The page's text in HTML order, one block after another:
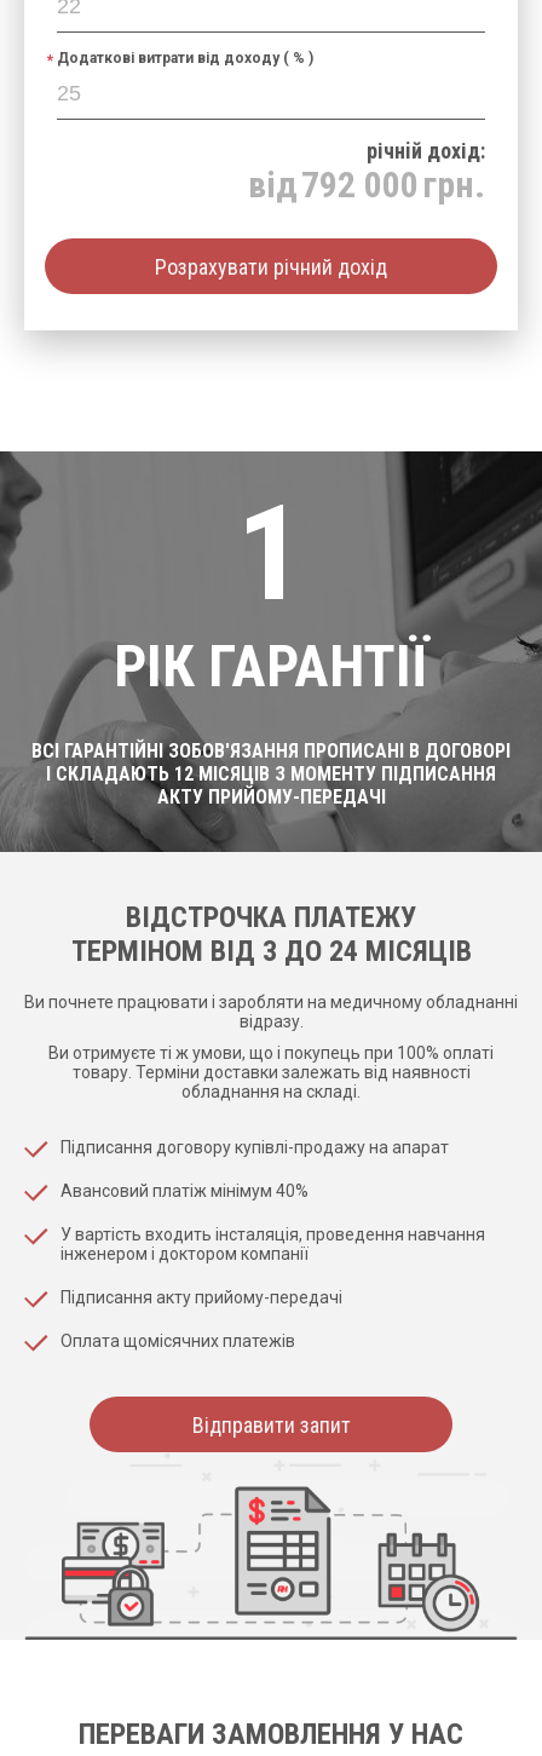
Додаткові витрати від доходу ( % )
річнiй дохід:
від792 000 грн.
Розрахувати річний дохід
1
РІК ГАРАНТІЇ
ВСІ ГАРАНТІЙНІ ЗОБОВ'ЯЗАННЯ ПРОПИСАНІ В ДОГОВОРІ
І СКЛАДАЮТЬ 12 МІСЯЦІВ З МОМЕНТУ ПІДПИСАННЯ
АКТУ ПРИЙОМУ-ПЕРЕДАЧІ
ВІДСТРОЧКА ПЛАТЕЖУ
ТЕРМІНОМ ВІД 3 ДО 24 МІСЯЦІВ
Ви почнете працювати і заробляти на медичному обладнанні
відразу.
Ви отримуєте ті ж умови, що і покупець при 100% оплаті
товару. Терміни доставки залежать від наявності
обладнання на складі.
Підписання договору купівлі-продажу на апарат
Авансовий платіж мінімум 40%
У вартість входить інсталяція, проведення навчання
інженером і доктором компанії
Підписання акту прийому-передачі
Оплата щомісячних платежів
Відправити запит
ПЕРЕВАГИ ЗАМОВЛЕННЯ У НАС